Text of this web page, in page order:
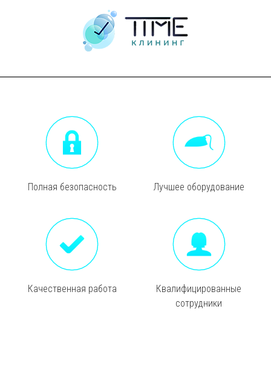
Полная безопасность Лучшее оборудование
Качественная работа
Квалифицированные
сотрудники